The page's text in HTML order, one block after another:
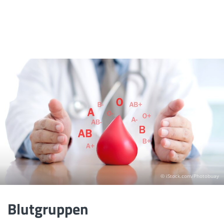
© iStock.com/Photobuay
Blutgruppen